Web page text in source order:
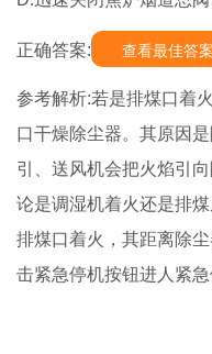
正确答案: 查看最佳答案
参考解析:若是排煤口着
口干燥除尘器。其原因
引、送风机会把火焰引
论是调湿机着火还是排
排煤口着火，其距离除
击紧急停机按钮进人紧急